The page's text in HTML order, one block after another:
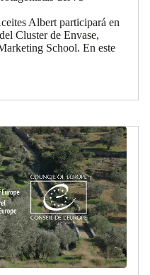
Albert participará en
Cluster de Envase,
School. En este